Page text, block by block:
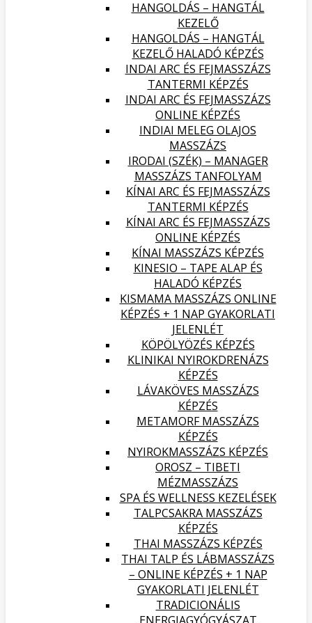
HANGOLDÁS – HANGTÁL
KEZELŐ
HANGOLDÁS – HANGTÁL
KEZELŐ HALADÓ KÉPZÉS
INDAI ARC ÉS FEJMASSZÁZS
TANTERMI KÉPZÉS
INDAI ARC ÉS FEJMASSZÁZS
ONLINE KÉPZÉS
INDIAI MELEG OLAJOS
MASSZÁZS
IRODAI (SZÉK) – MANAGER
MASSZÁZS TANFOLYAM
KÍNAI ARC ÉS FEJMASSZÁZS
TANTERMI KÉPZÉS
KÍNAI ARC ÉS FEJMASSZÁZS
ONLINE KÉPZÉS
KÍNAI MASSZÁZS KÉPZÉS
KINESIO – TAPE ALAP ÉS
HALADÓ KÉPZÉS
KISMAMA MASSZÁZS ONLINE
KÉPZÉS + 1 NAP GYAKORLATI
JELENLÉT
KÖPÖLYÖZÉS KÉPZÉS
KLINIKAI NYIROKDRENÁZS
KÉPZÉS
LÁVAKÖVES MASSZÁZS
KÉPZÉS
METAMORF MASSZÁZS
KÉPZÉS
NYIROKMASSZÁZS KÉPZÉS
OROSZ – TIBETI
MÉZMASSZÁZS
SPA ÉS WELLNESS KEZELÉSEK
TALPCSAKRA MASSZÁZS
KÉPZÉS
THAI MASSZÁZS KÉPZÉS
THAI TALP ÉS LÁBMASSZÁZS
– ONLINE KÉPZÉS + 1 NAP
GYAKORLATI JELENLÉT
TRADICIONÁLIS